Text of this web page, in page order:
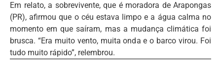
Em relato, a sobrevivente, que é moradora de Arapongas
(PR), afirmou que o céu estava limpo e a água calma no
momento em que saíram, mas a mudança climática foi
brusca. “Era muito vento, muita onda e o barco virou. Foi
tudo muito rápido”, relembrou.